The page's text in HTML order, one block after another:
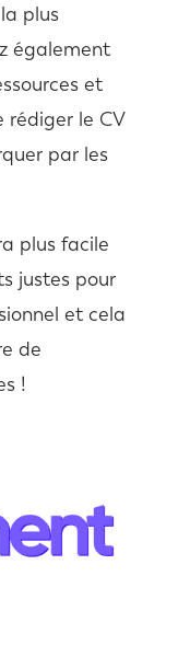
plus
également
et
rédiger le CV
par les
plus facile
justes pour
et cela
de
!